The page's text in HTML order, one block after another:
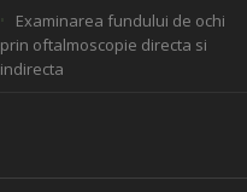
Examinarea fundului de ochi
prin oftalmoscopie directa si
indirecta